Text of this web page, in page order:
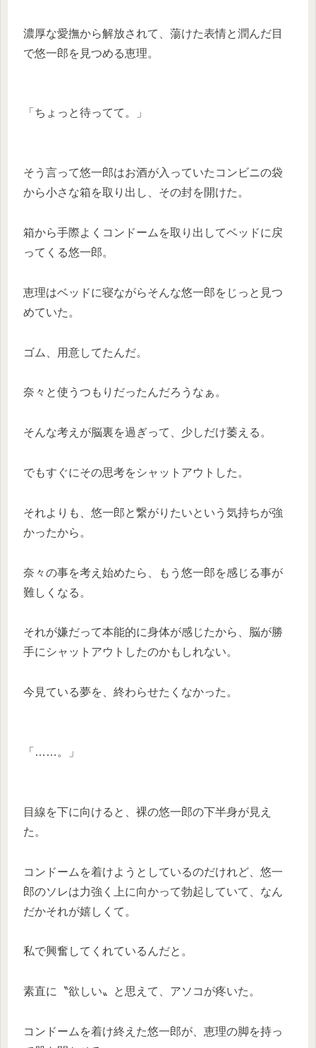
濃厚な愛撫から解放されて、蕩けた表情と潤んだ目
で悠一郎を見つめる恵理。
「ちょっと待ってて。」
そう言って悠一郎はお酒が入っていたコンビニの袋
から小さな箱を取り出し、その封を開けた。
箱から手際よくコンドームを取り出してベッドに戻
ってくる悠一郎。
恵理はベッドに寝ながらそんな悠一郎をじっと見つ
めていた。
ゴム、用意してたんだ。
奈々と使うつもりだったんだろうなぁ。
そんな考えが脳裏を過ぎって、少しだけ萎える。
でもすぐにその思考をシャットアウトした。
それよりも、悠一郎と繋がりたいという気持ちが強
かったから。
奈々の事を考え始めたら、もう悠一郎を感じる事が
難しくなる。
それが嫌だって本能的に身体が感じたから、脳が勝
手にシャットアウトしたのかもしれない。
今見ている夢を、終わらせたくなかった。
「……。」
目線を下に向けると、裸の悠一郎の下半身が見え
た。
コンドームを着けようとしているのだけれど、悠一
郎のソレは力強く上に向かって勃起していて、なん
だかそれが嬉しくて。
私で興奮してくれているんだと。
素直に〝欲しい〟と思えて、アソコが疼いた。
コンドームを着け終えた悠一郎が、恵理の脚を持っ